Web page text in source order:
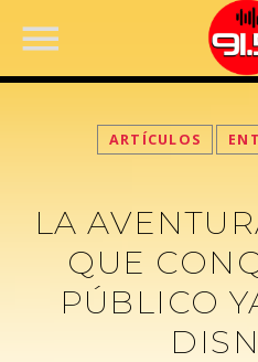
ARTÍCULOS
LA
QUE
PÚBLICO